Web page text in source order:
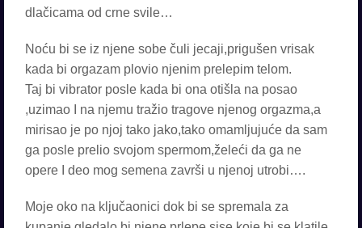
dlačicama od crne svile…
Noću bi se iz njene sobe čuli jecaji,prigušen vrisak
kada bi orgazam plovio njenim prelepim telom.
Taj bi vibrator posle kada bi ona otišla na posao
,uzimao I na njemu tražio tragove njenog orgazma,a
mirisao je po njoj tako jako,tako omamljujuće da sam
ga posle prelio svojom spermom,želeći da ga ne
opere I deo mog semena završi u njenoj utrobi….
Moje oko na ključaonici dok bi se spremala za